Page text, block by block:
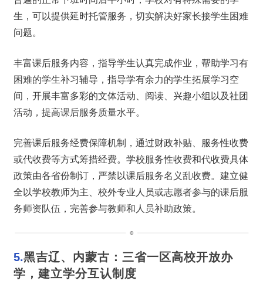
生，可以提供延时托管服务，切实解决好家长接学生困难
问题。
丰富课后服务内容，指导学生认真完成作业，帮助学习有
困难的学生补习辅导，指导学有余力的学生拓展学习空
间，开展丰富多彩的文体活动、阅读、兴趣小组以及社团
活动，提高课后服务质量水平。
完善课后服务经费保障机制，通过财政补贴、服务性收费
或代收费等方式筹措经费。学校服务性收费和代收费具体
政策由各省份制订，严禁以课后服务名义乱收费。建立健
全以学校教师为主、校外专业人员或志愿者参与的课后服
务师资队伍，完善参与教师和人员补助政策。
5.黑吉辽、内蒙古： 三省一区高校开放办
学，建立学分互认制度